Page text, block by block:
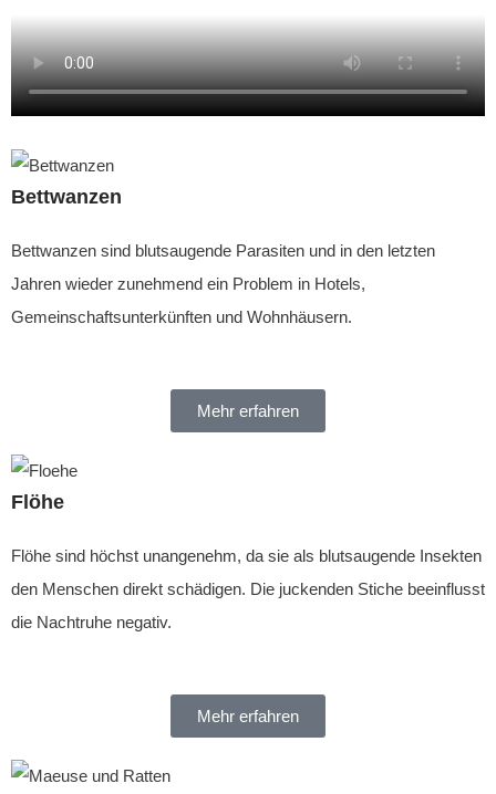
Bettwanzen
Bettwanzen sind blutsaugende Parasiten und in den letzten
Jahren wieder zunehmend ein Problem in Hotels,
Gemeinschaftsunterkünften und Wohnhäusern.
Mehr erfahren
Flöhe
Flöhe sind höchst unangenehm, da sie als blutsaugende Insekten
den Menschen direkt schädigen. Die juckenden Stiche beeinflusst
die Nachtruhe negativ.
Mehr erfahren